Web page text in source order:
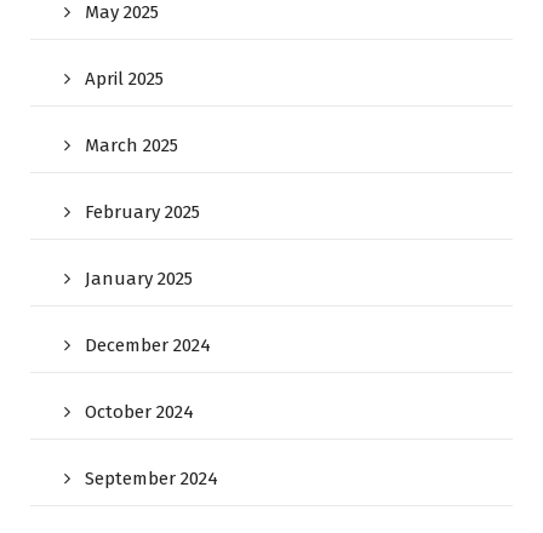
May 2025
April 2025
March 2025
February 2025
January 2025
December 2024
October 2024
September 2024